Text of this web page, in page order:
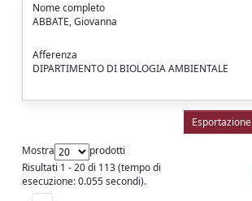
Nome completo
ABBATE, Giovanna
Afferenza
DIPARTIMENTO DI BIOLOGIA AMBIENTALE
Esportazione
Mostra
prodotti
Risultati 1 - 20 di 113 (tempo di
esecuzione: 0.055 secondi).